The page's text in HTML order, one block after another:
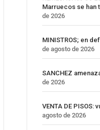
Marruecos se han
de 2026
MINISTROS; en
de agosto de 2026
SANCHEZ
de 2026
VENTA DE PISOS:
agosto de 2026